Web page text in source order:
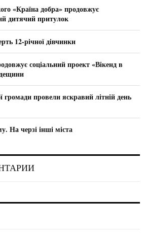
«Країна добра» продовжує
дитячий притулок
12-річної дівчинки
соціальний проект «Вікенд в
громади провели яскравий літній день
На черзі інші міста